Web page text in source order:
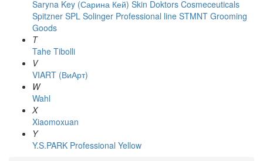
Saryna Key (Сарина Кей) Skin Doktors Cosmeceuticals
Spitzner SPL Solinger Professional line STMNT Grooming
Goods
T
Tahe Tibolli
V
VIART (ВиАрт)
W
Wahl
X
Xiaomoxuan
Y
Y.S.PARK Professional Yellow